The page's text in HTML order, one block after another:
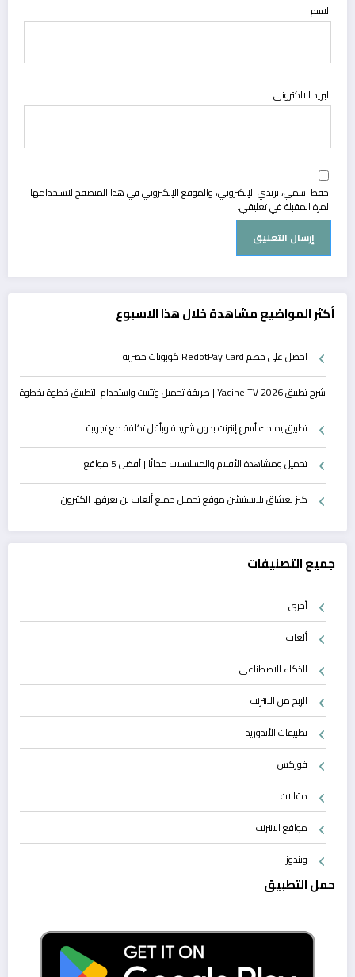
الاسم
البريد الالكتروني
احفظ اسمي، بريدي الإلكتروني، والموقع الإلكتروني في هذا المتصفح لاستخدامها
المرة المقبلة في تعليقي.
أكثر المواضيع مشاهدة خلال هذا الاسبوع
احصل على خصم RedotPay Card كوبونات حصرية
شرح تطبيق Yacine TV 2026 | طريقة تحميل وتثبيت واستخدام التطبيق خطوة بخطوة
تطبيق يمنحك أسرع إنترنت بدون شريحة وبأقل تكلفة مع تجريبة
تحميل ومشاهدة الأفلام والمسلسلات مجانًا | أفضل 5 مواقع
كنز لعشاق بلايستيشن موقع تحميل جميع ألعاب لن يعرفها الكثيرون
جميع التصنيفات
أخرى
ألعاب
الذكاء الاصطناعي
الربح من الانترنت
تطبيقات الأندوريد
فوركس
مقالات
مواقع الانترنت
ويندوز
حمل التطبيق